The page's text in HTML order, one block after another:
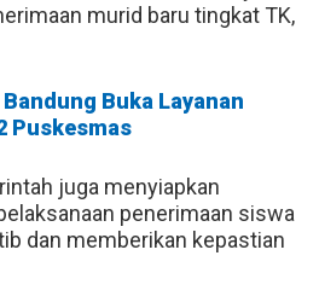
murid baru tingkat TK,
Buka Layanan
Puskesmas
juga menyiapkan
penerimaan siswa
dan memberikan kepastian